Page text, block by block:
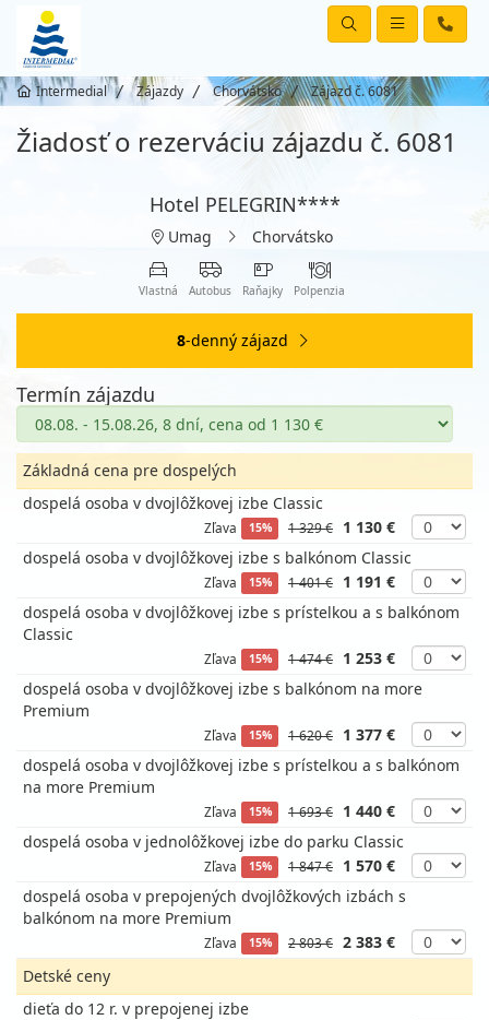
Intermedial Zájazdy Chorvátsko Zájazd č. 6081
Žiadosť o rezerváciu zájazdu č. 6081
Hotel PELEGRIN****
Umag Chorvátsko
Vlastná Autobus Raňajky Polpenzia
8-denný zájazd
Termín zájazdu
Základná cena pre dospelých
dospelá osoba v dvojlôžkovej izbe Classic
Zľava 15% 1 329 €
1 130 €
dospelá osoba v dvojlôžkovej izbe s balkónom Classic
Zľava 15% 1 401 €
1 191 €
dospelá osoba v dvojlôžkovej izbe s prístelkou a s balkónom
Classic
Zľava 15% 1 474 €
1 253 €
dospelá osoba v dvojlôžkovej izbe s balkónom na more
Premium
Zľava 15% 1 620 €
1 377 €
dospelá osoba v dvojlôžkovej izbe s prístelkou a s balkónom
na more Premium
Zľava 15% 1 693 €
1 440 €
dospelá osoba v jednolôžkovej izbe do parku Classic
Zľava 15% 1 847 €
1 570 €
dospelá osoba v prepojených dvojlôžkových izbách s
balkónom na more Premium
Zľava 15% 2 803 € 2 383 €
Detské ceny
dieťa do 12 r. v prepojenej izbe